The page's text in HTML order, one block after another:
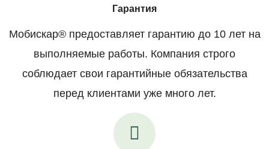
Гарантия
Мобискар® предоставляет гарантию до 10 лет на
выполняемые работы. Компания строго
соблюдает свои гарантийные обязательства
перед клиентами уже много лет.